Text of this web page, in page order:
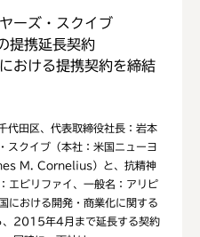
ーズ・スクイブ
提携延長契約
おける提携契約を締結
代田区、代表取締役社長：岩本
スクイブ（本社：米国ニューヨ
M. Cornelius）と、抗精神
エビリファイ、一般名：アリピ
おける開発・商業化に関する
2015年4月まで延長する契約